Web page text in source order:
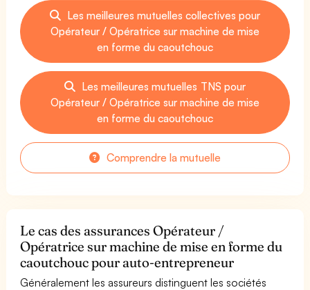
Les meilleures mutuelles collectives pour
Opérateur / Opératrice sur machine de mise
en forme du caoutchouc
Les meilleures mutuelles TNS pour
Opérateur / Opératrice sur machine de mise
en forme du caoutchouc
Comprendre la mutuelle
Le cas des assurances Opérateur /
Opératrice sur machine de mise en forme du
caoutchouc pour auto-entrepreneur
Généralement les assureurs distinguent les sociétés